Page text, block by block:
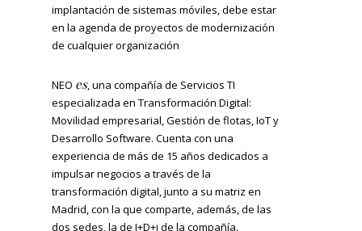
implantación de sistemas móviles, debe estar
en la agenda de proyectos de modernización
de cualquier organización
NEO es, una compañía de Servicios TI
especializada en Transformación Digital:
Movilidad empresarial, Gestión de flotas, IoT y
Desarrollo Software. Cuenta con una
experiencia de más de 15 años dedicados a
impulsar negocios a través de la
transformación digital, junto a su matriz en
Madrid, con la que comparte, además, de las
dos sedes, la de I+D+i de la compañía.